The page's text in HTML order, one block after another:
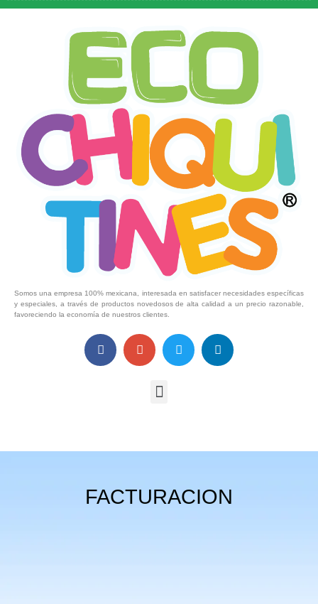
Somos una empresa 100% mexicana, interesada en satisfacer necesidades específicas
y especiales, a través de productos novedosos de alta calidad a un precio razonable,
favoreciendo la economía de nuestros clientes.
FACTURACION